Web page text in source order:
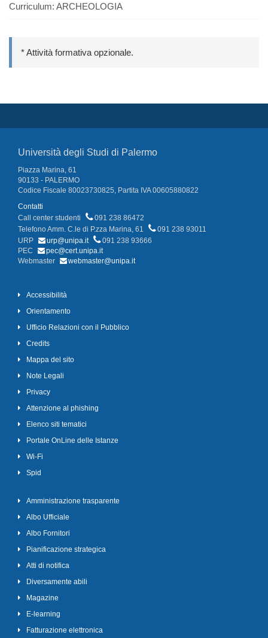
Curriculum: ARCHEOLOGIA
* Attività formativa opzionale.
Università degli Studi di Palermo
Piazza Marina, 61
90133 - PALERMO
Codice Fiscale 80023730825, Partita IVA 00605880822
Contatti
Call center studenti
091 238 86472
Telefono Amm. C.le di P.zza Marina, 61
091 238 93011
URP
urp@unipa.it
091 238 93666
PEC
pec@cert.unipa.it
Webmaster
webmaster@unipa.it
Accessibilità
Orientamento
Ufficio Relazioni con il Pubblico
Credits
Mappa del sito
Note Legali
Privacy
Attenzione al phishing
Elenco siti tematici
Portale OnLine delle Istanze
Wi-Fi
Spid
Amministrazione trasparente
Albo Ufficiale
Albo Fornitori
Pianificazione strategica
Atti di notifica
Diversamente abili
Magazine
E-learning
Fatturazione elettronica